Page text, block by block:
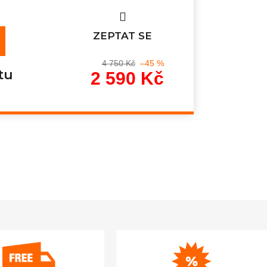
ZEPTAT SE
4 750 Kč –45 %
2 590 Kč
cena: